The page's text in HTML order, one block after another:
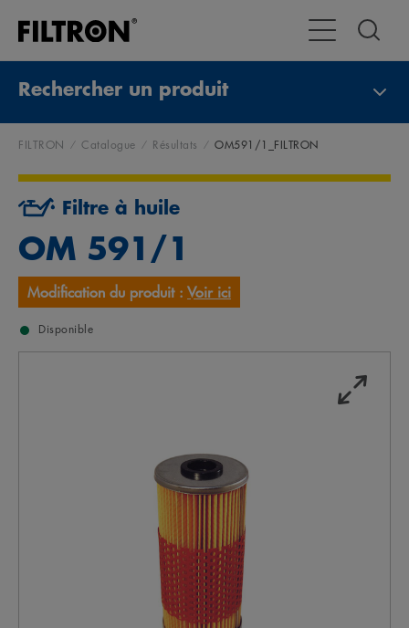
Toggle
Rechercher un produit
FILTRON Catalogue Résultats OM591/1_FILTRON
Filtre à huile
OM 591/1
Modification du produit : Voir ici
Disponible